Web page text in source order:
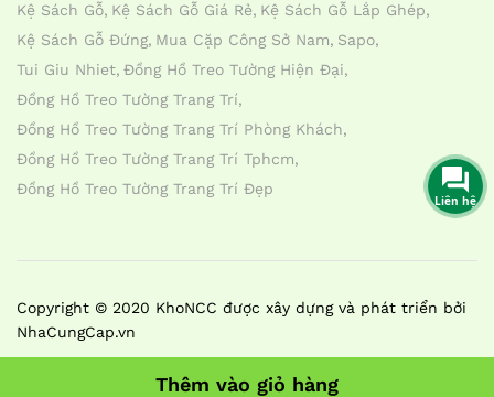
Thêm vào giỏ hàng
Kệ Sách Gỗ Kệ Sách Gỗ Giá Rẻ Kệ Sách Gỗ Lắp Ghép
Kệ Sách Gỗ Đứng Mua Cặp Công Sở Nam Sapo
Tui Giu Nhiet Đồng Hồ Treo Tường Hiện Đại
Đồng Hồ Treo Tường Trang Trí
Đồng Hồ Treo Tường Trang Trí Phòng Khách
Đồng Hồ Treo Tường Trang Trí Tphcm
Đồng Hồ Treo Tường Trang Trí Đẹp
Copyright © 2020 KhoNCC được xây dựng và phát triển bởi
NhaCungCap.vn
Liên hệ